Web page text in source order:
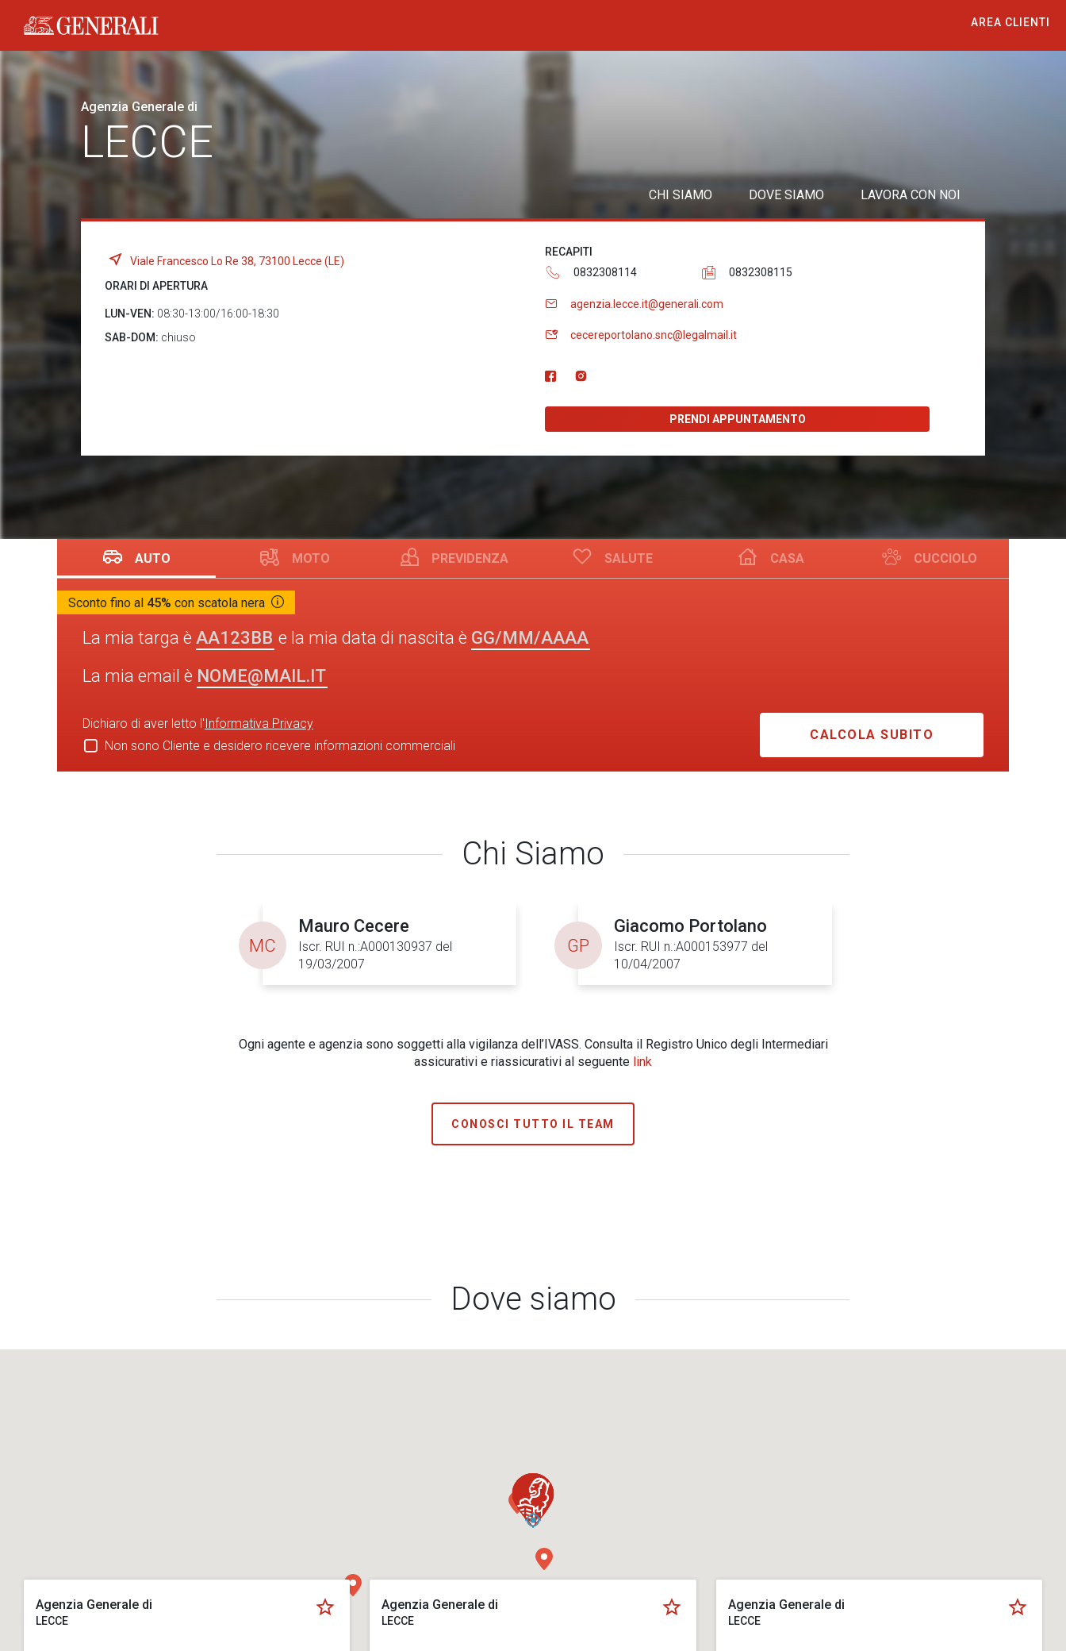
Generali logo
AREA CLIENTI
Agenzia Generale di
LECCE
CHI SIAMO DOVE SIAMO LAVORA CON NOI
Viale Francesco Lo Re 38, 73100 Lecce (LE)
ORARI DI APERTURA
LUN-VEN: 08:30-13:00/16:00-18:30
SAB-DOM: chiuso
RECAPITI
0832308114
0832308115
agenzia.lecce.it@generali.com
cecereportolano.snc@legalmail.it
PRENDI APPUNTAMENTO
AUTO MOTO PREVIDENZA SALUTE CASA CUCCIOLO
Sconto fino al 45% con scatola nera
La mia targa è e la mia data di nascita è
La mia email è
Dichiaro di aver letto l'Informativa Privacy
Non sono Cliente e desidero ricevere informazioni commerciali
CALCOLA SUBITO
Chi Siamo
Mauro Cecere
Iscr. RUI n.:A000130937 del
19/03/2007
MC
Giacomo Portolano
Iscr. RUI n.:A000153977 del
10/04/2007
GP
Ogni agente e agenzia sono soggetti alla vigilanza dell’IVASS. Consulta il Registro Unico degli Intermediari
assicurativi e riassicurativi al seguente link
CONOSCI TUTTO IL TEAM
Dove siamo
Agenzia Generale di
LECCE
Agenzia Generale di
LECCE
Agenzia Generale di
LECCE